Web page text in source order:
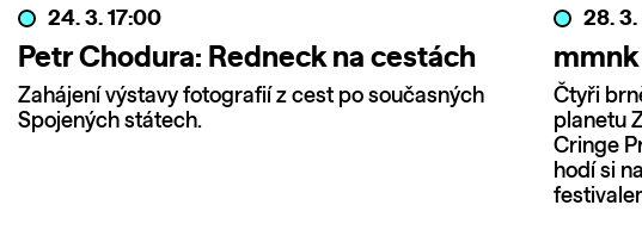
24. 3. 17:00
Petr Chodura: Redneck na cestách
Zahájení výstavy fotografií z cest po současných
Spojených státech.
28.
mmnk
Čtyři
planetu
Cringe
hodí si